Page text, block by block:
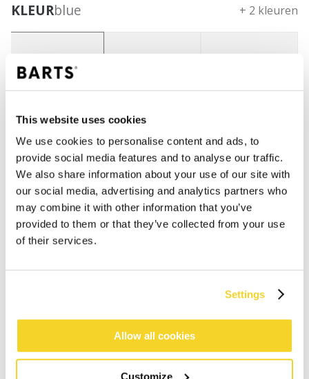
This website uses cookies
We use cookies to personalise content and ads, to
provide social media features and to analyse our traffic.
We also share information about your use of our site with
our social media, advertising and analytics partners who
may combine it with other information that you’ve
provided to them or that they’ve collected from your use
of their services.
Settings
Allow all cookies
Customize
KLEURblue + 2 kleuren
Bestellingen die op werkdagen vóór 12:00 uur
Gratis verzending voor orders boven € 50,- binnen
Binnen 30 dagen retourneren